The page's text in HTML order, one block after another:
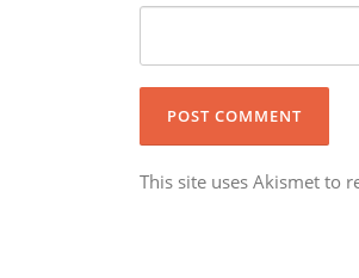
This site uses Akismet to